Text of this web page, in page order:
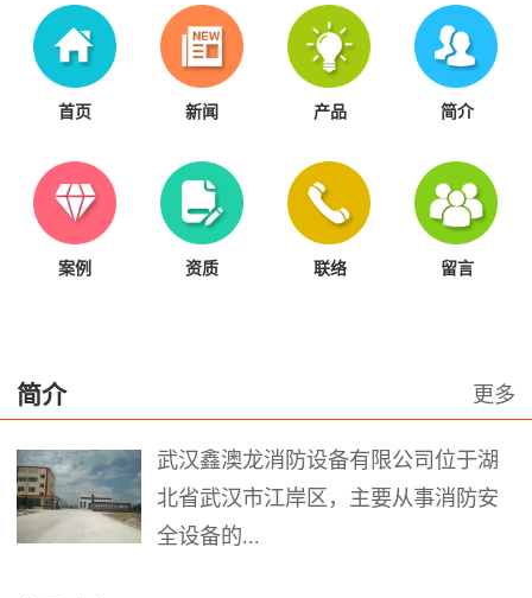
首页 新闻 产品 简介
案例 资质 联络 留言
简介 更多
武汉鑫澳龙消防设备有限公司位于湖
北省武汉市江岸区，主要从事消防安
全设备的...